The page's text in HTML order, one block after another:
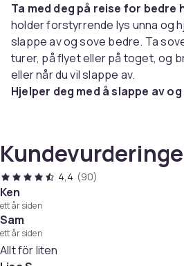
Ta med deg på reise for bedre
holder forstyrrende lys unna og
slappe av og sove bedre. Ta
turer, på flyet eller på toget, og
eller når du vil slappe av.
Hjelper deg med å slappe av
eksempel under innsovning eller
Justerbar og universell
passer til alle, den har en
som gjør at den sitter trygt og
og den myke, glatte silken føles
ansiktet.
4,4 (90)
Ken
ett år siden
Sam
ett år siden
Allt för liten